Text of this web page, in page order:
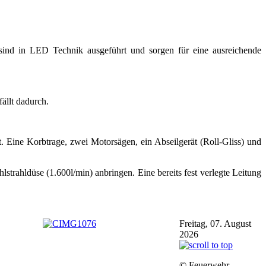
in LED Technik ausgeführt und sorgen für eine ausreichende
dadurch.
Eine Korbtrage, zwei Motorsägen, ein Abseilgerät (Roll-Gliss) und
(1.600l/min) anbringen. Eine bereits fest verlegte Leitung
Freitag, 07. August
2026